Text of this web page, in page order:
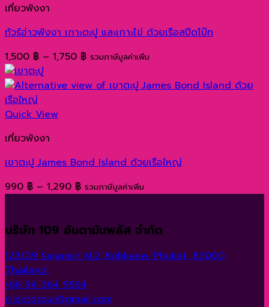
เที่ยวพังงา
ทัวร์อ่าวพังงา เกาะตะปู และเกาะไข่ ด้วยเรือสปีดโบ๊ท
1,500 ฿ – 1,750 ฿Price
1,500 ฿
รวมภาษีมูลค่าเพิ่ม
Quick View
เที่ยวพังงา
เขาตะปู James Bond Island ด้วยเรือใหญ่
990 ฿ – 1,290 ฿Price
through
รวมภาษีมูลค่าเพิ่ม
บริษัท 109 อันดามันพลัส จำกัด
123/29 Saransiri M.2, Kohkaew, Phuket, 83000,
Thailand.
+66 94 364 9564
clicktotour@gmail.com